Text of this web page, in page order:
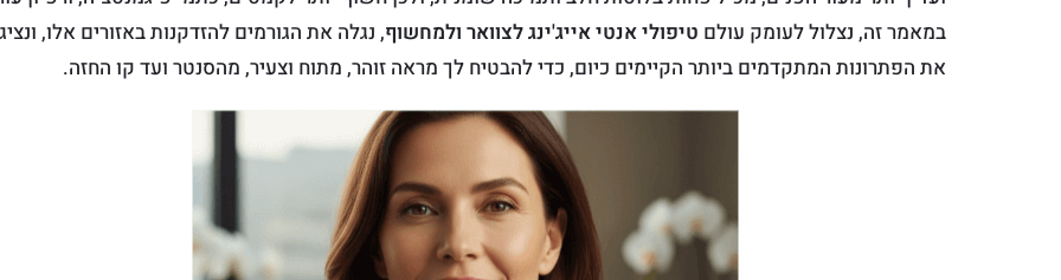
במאמר זה, נצלול לעומק עולם טיפולי אנטי אייג'ינג לצוואר ולמחשוף, נגלה את הגורמים להזדקנות באזורים אלו, ונציג
את הפתרונות המתקדמים ביותר הקיימים כיום, כדי להבטיח לך מראה זוהר, מתוח וצעיר, מהסנטר ועד קו החזה.